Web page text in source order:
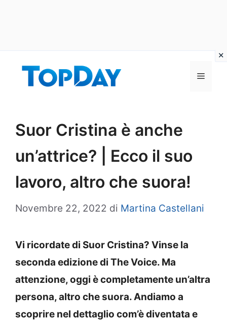
Menu
Suor Cristina è anche
un’attrice? | Ecco il suo
lavoro, altro che suora!
Novembre 22, 2022 di Martina Castellani
Vi ricordate di Suor Cristina? Vinse la
seconda edizione di The Voice. Ma
attenzione, oggi è completamente un’altra
persona, altro che suora. Andiamo a
scoprire nel dettaglio com’è diventata e